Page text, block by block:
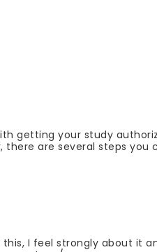
getting your study
are several steps you
I feel strongly about it